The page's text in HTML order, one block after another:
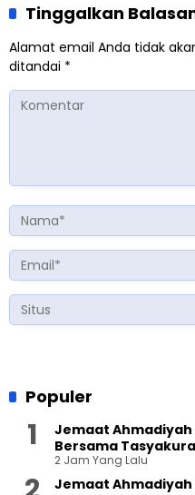
Tinggalkan
Alamat email Anda tidak
ditandai *
Populer
Jemaat
Bersama
2 Jam Yang Lalu
Jemaat